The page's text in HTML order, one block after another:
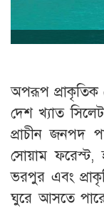
অপরূপ প্রাকৃতিক
দেশ খ্যাত
প্রাচীন জনপদ
সোয়াম
ভরপুর এবং
ঘুরে আসতে